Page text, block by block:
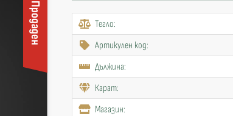
Продаден Тегло:
Артикулен код:
Дължина:
Карат:
Mагазин: